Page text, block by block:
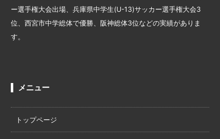
ー選手権大会出場、兵庫県中学生(U-13)サッカー選手権大会3
位、西宮市中学総体で優勝、阪神総体3位などの実績がありま
す。
メニュー
トップページ